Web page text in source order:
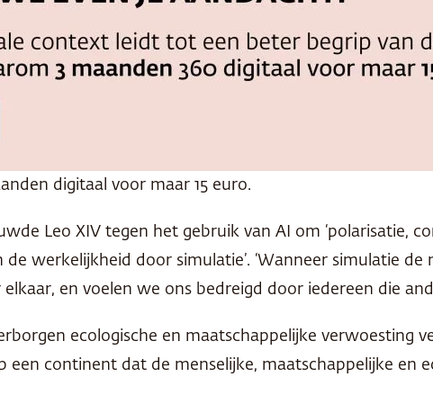
digitaal voor maar 15 euro.
Leo XIV tegen het gebruik van AI om ‘polarisatie,
de werkelijkheid door simulatie’. ‘Wanneer simulatie
en voelen we ons bedreigd door iedereen die
ecologische en maatschappelijke
een continent dat de menselijke, maatschappelijke en